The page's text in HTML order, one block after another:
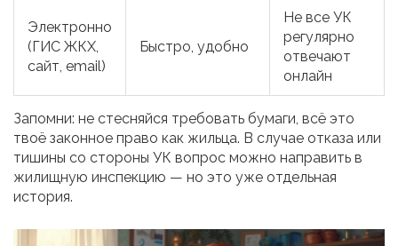
Электронно
(ГИС ЖКХ,
сайт, email)
Быстро, удобно
Не все УК
регулярно
отвечают
онлайн
Запомни: не стесняйся требовать бумаги, всё это
твоё законное право как жильца. В случае отказа или
тишины со стороны УК вопрос можно направить в
жилищную инспекцию — но это уже отдельная
история.